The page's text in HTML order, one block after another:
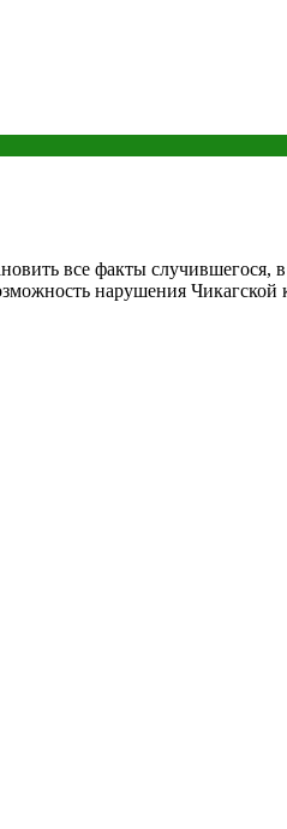
все факты случившегося,
нарушения Чикагской